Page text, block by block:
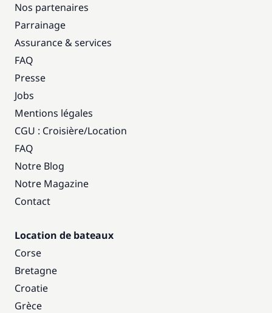
Nos partenaires
Parrainage
Assurance & services
FAQ
Presse
Jobs
Mentions légales
CGU : Croisière/Location
FAQ
Notre Blog
Notre Magazine
Contact
Location de bateaux
Corse
Bretagne
Croatie
Grèce